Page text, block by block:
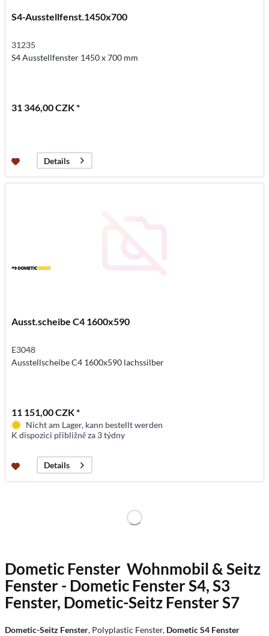
S4-Ausstellfenst.1450x700
31235
S4 Ausstellfenster 1450 x 700 mm
31 346,00 CZK *
Details
Ausst.scheibe C4 1600x590
E3048
Ausstellscheibe C4 1600x590 lachssilber
11 151,00 CZK *
Nicht am Lager, kann bestellt werden
K dispozici přibližně za 3 týdny
Details
Dometic Fenster Wohnmobil &Seitz
Fenster- Dometic Fenster S4, S3
Fenster, Dometic-Seitz Fenster S7
Dometic-Seitz Fenster, Polyplastic Fenster, Dometic S4 Fenster